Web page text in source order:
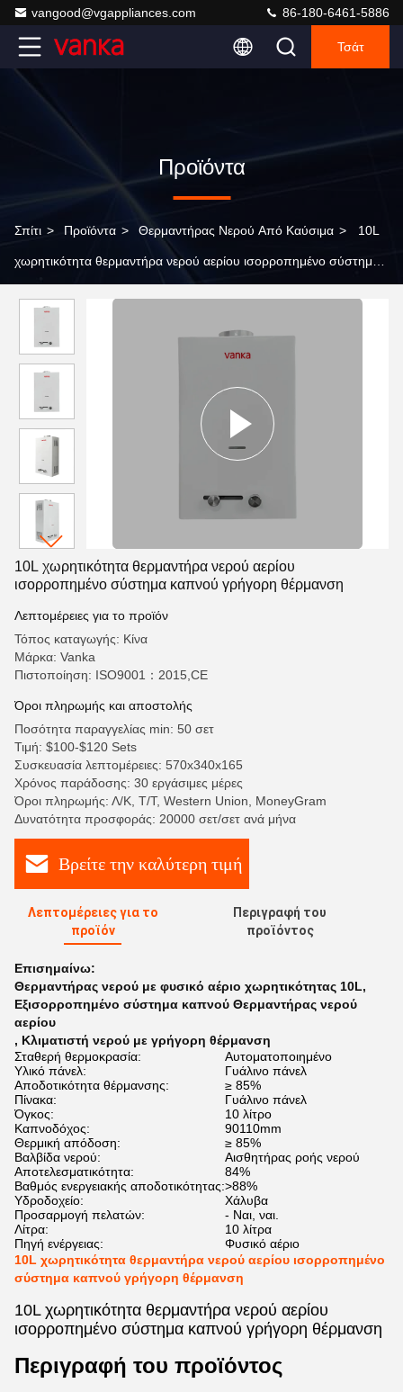
vangood@vgappliances.com 86-180-6461-5886
Τσάτ
Προϊόντα
Σπίτι > Προϊόντα > Θερμαντήρας Νερού Από Καύσιμα > 10L
χωρητικότητα θερμαντήρα νερού αερίου ισορροπημένο σύστημα
10L χωρητικότητα θερμαντήρα νερού αερίου
ισορροπημένο σύστημα καπνού γρήγορη θέρμανση
Λεπτομέρειες για το προϊόν
Τόπος καταγωγής: Κίνα
Μάρκα: Vanka
Πιστοποίηση: ISO9001：2015,CE
Όροι πληρωμής και αποστολής
Ποσότητα παραγγελίας min: 50 σετ
Τιμή: $100-$120 Sets
Συσκευασία λεπτομέρειες: 570x340x165
Χρόνος παράδοσης: 30 εργάσιμες μέρες
Όροι πληρωμής: Λ/Κ, Τ/Τ, Western Union, MoneyGram
Δυνατότητα προσφοράς: 20000 σετ/σετ ανά μήνα
Βρείτε την καλύτερη τιμή
Λεπτομέρειες για το
προϊόν
Περιγραφή του
προϊόντος
Επισημαίνω:
Θερμαντήρας νερού με φυσικό αέριο χωρητικότητας 10L,
Εξισορροπημένο σύστημα καπνού Θερμαντήρας νερού
αερίου
, Κλιματιστή νερού με γρήγορη θέρμανση
Σταθερή θερμοκρασία:
Αυτοματοποιημένο
Υλικό πάνελ:
Γυάλινο πάνελ
Αποδοτικότητα θέρμανσης:
≥ 85%
Πίνακα:
Γυάλινο πάνελ
Όγκος:
10 λίτρο
Καπνοδόχος:
90110mm
Θερμική απόδοση:
≥ 85%
Βαλβίδα νερού:
Αισθητήρας ροής νερού
Αποτελεσματικότητα:
84%
Βαθμός ενεργειακής αποδοτικότητας:>88%
Υδροδοχείο:
Χάλυβα
Προσαρμογή πελατών:
- Ναι, ναι.
Λίτρα:
10 λίτρα
Πηγή ενέργειας:
Φυσικό αέριο
10L χωρητικότητα θερμαντήρα νερού αερίου ισορροπημένο
σύστημα καπνού γρήγορη θέρμανση
10L χωρητικότητα θερμαντήρα νερού αερίου
ισορροπημένο σύστημα καπνού γρήγορη θέρμανση
Περιγραφή του προϊόντος